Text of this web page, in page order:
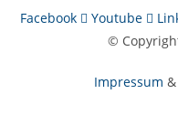
Facebook Youtube
©
Impressum &